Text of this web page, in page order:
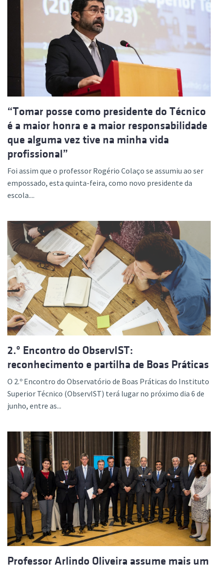
“Tomar posse como presidente do Técnico
é a maior honra e a maior responsabilidade
que alguma vez tive na minha vida
profissional”
Foi assim que o professor Rogério Colaço se assumiu ao ser
empossado, esta quinta-feira, como novo presidente da
escola....
2.º Encontro do ObservIST:
reconhecimento e partilha de Boas Práticas
O 2.º Encontro do Observatório de Boas Práticas do Instituto
Superior Técnico (ObservIST) terá lugar no próximo dia 6 de
junho, entre as...
Professor Arlindo Oliveira assume mais um